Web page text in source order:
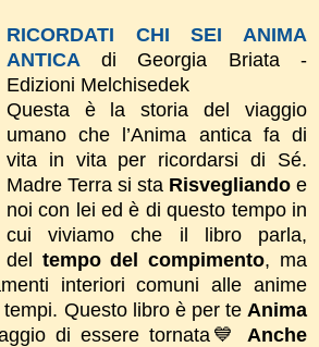
RICORDATI CHI SEI ANIMA
ANTICA
di Georgia Briata -
Edizioni Melchisedek
Questa è la storia del viaggio
umano che l’Anima antica fa di
vita in vita per ricordarsi di Sé.
Madre Terra si sta Risvegliandoe
noi con lei ed è di questo tempo in
cui viviamo che il libro parla,
del tempo del compimento, ma
interiori comuni alle anime
Questo libro è per te Anima
di essere tornata💙 Anche